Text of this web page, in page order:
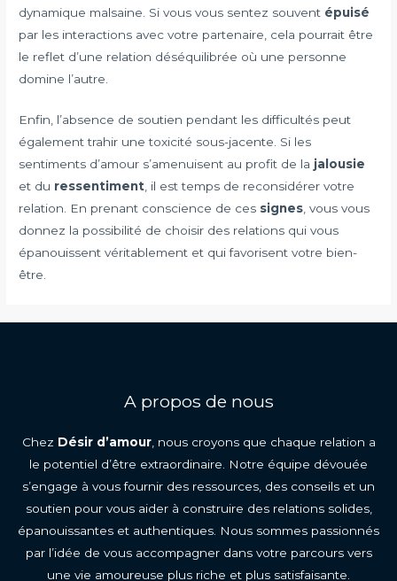
dynamique malsaine. Si vous vous sentez souvent épuisé
par les interactions avec votre partenaire, cela pourrait être
le reflet d’une relation déséquilibrée où une personne
domine l’autre.
Enfin, l’absence de soutien pendant les difficultés peut
également trahir une toxicité sous-jacente. Si les
sentiments d’amour s’amenuisent au profit de la jalousie
et du ressentiment, il est temps de reconsidérer votre
relation. En prenant conscience de ces signes, vous vous
donnez la possibilité de choisir des relations qui vous
épanouissent véritablement et qui favorisent votre bien-
être.
A propos de nous
Chez Désir d’amour, nous croyons que chaque relation a
le potentiel d’être extraordinaire. Notre équipe dévouée
s’engage à vous fournir des ressources, des conseils et un
soutien pour vous aider à construire des relations solides,
épanouissantes et authentiques. Nous sommes passionnés
par l’idée de vous accompagner dans votre parcours vers
une vie amoureuse plus riche et plus satisfaisante.